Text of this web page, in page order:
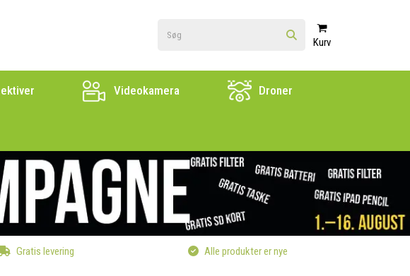
Kurv
Videokamera Droner
Gratis levering Alle produkter er nye